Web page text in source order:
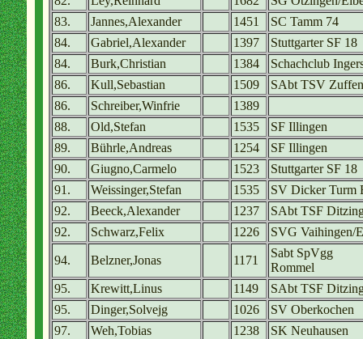
83.
Jannes,Alexander 1451
SC Tamm 74
84.
Gabriel,Alexander 1397
Stuttgarter SF 18
84.
Burk,Christian 1384
Schachclub
86.
Kull,Sebastian 1509
SAbt TSV
86.
Schreiber,Winfrie
1389
88.
Old,Stefan 1535
SF Illingen
89.
Bührle,Andreas 1254
SF Illingen
90.
Giugno,Carmelo 1523
Stuttgarter SF 18
91.
Weissinger,Stefan 1535
SV Dicker Turm
92.
Beeck,Alexander 1237
SAbt TSF
92.
Schwarz,Felix 1226 SVG Vaihingen/
94. Belzner,Jonas 1171
Sabt SpVgg
Rommel
95.
Krewitt,Linus 1149
SAbt TSF
95.
Dinger,Solvejg 1026
SV Oberkochen
97.
Weh,Tobias 1238
SK Neuhausen